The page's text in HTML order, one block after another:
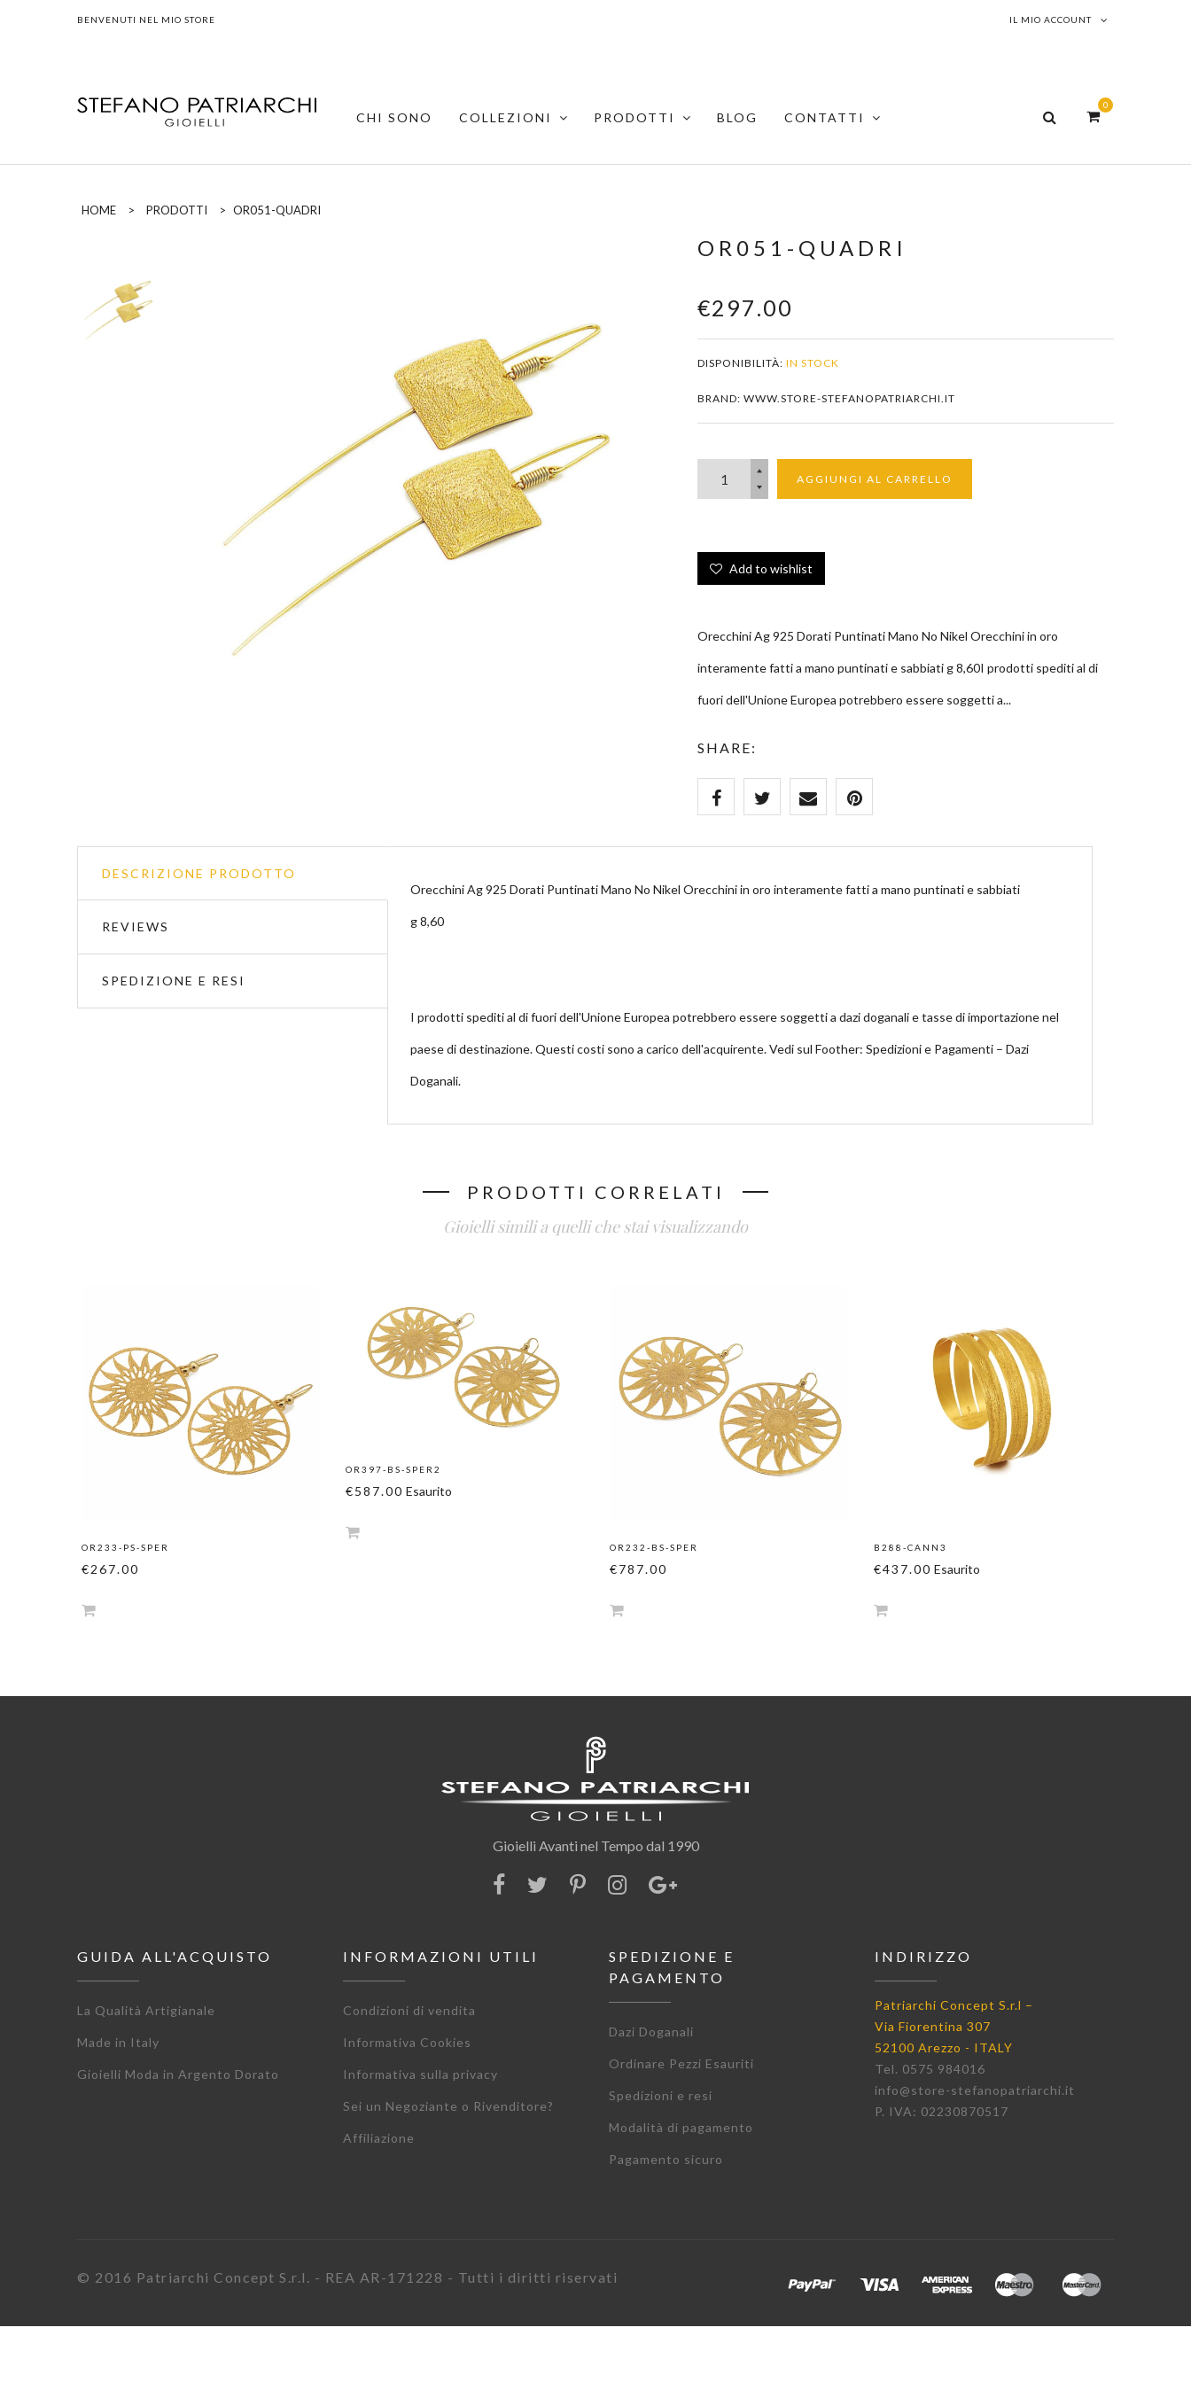
BENVENUTI NEL MIO STORE IL MIO ACCOUNT
CHI SONO COLLEZIONI PRODOTTI BLOG CONTATTI
0
HOME > PRODOTTI > OR051-QUADRI
OR051-QUADRI
€297.00
DISPONIBILITÀ: IN STOCK
BRAND: WWW.STORE-STEFANOPATRIARCHI.IT
AGGIUNGI AL CARRELLO
Add to wishlist
Orecchini Ag 925 Dorati Puntinati Mano No Nikel Orecchini in oro
interamente fatti a mano puntinati e sabbiati g 8,60I prodotti spediti al di
fuori dell'Unione Europea potrebbero essere soggetti a...
SHARE:
DESCRIZIONE PRODOTTO
REVIEWS
SPEDIZIONE E RESI
Orecchini Ag 925 Dorati Puntinati Mano No Nikel Orecchini in oro interamente fatti a mano puntinati e sabbiati
g 8,60
I prodotti spediti al di fuori dell'Unione Europea potrebbero essere soggetti a dazi doganali e tasse di importazione nel
paese di destinazione. Questi costi sono a carico dell'acquirente. Vedi sul Foother: Spedizioni e Pagamenti – Dazi
Doganali.
PRODOTTI CORRELATI
Gioielli simili a quelli che stai visualizzando
OR233-PS-SPER
€267.00
OR397-BS-SPER2
€587.00 Esaurito
OR232-BS-SPER
€787.00
B288-CANN3
€437.00 Esaurito
Gioielli Avanti nel Tempo dal 1990
GUIDA ALL'ACQUISTO
La Qualità Artigianale
Made in Italy
Gioielli Moda in Argento Dorato
INFORMAZIONI UTILI
Condizioni di vendita
Informativa Cookies
Informativa sulla privacy
Sei un Negoziante o Rivenditore?
Affiliazione
SPEDIZIONE E
PAGAMENTO
Dazi Doganali
Ordinare Pezzi Esauriti
Spedizioni e resi
Modalità di pagamento
Pagamento sicuro
INDIRIZZO
Patriarchi Concept S.r.l –
Via Fiorentina 307
52100 Arezzo - ITALY
Tel. 0575 984016
info@store-stefanopatriarchi.it
P. IVA: 02230870517
© 2016 Patriarchi Concept S.r.l. - REA AR-171228 - Tutti i diritti riservati